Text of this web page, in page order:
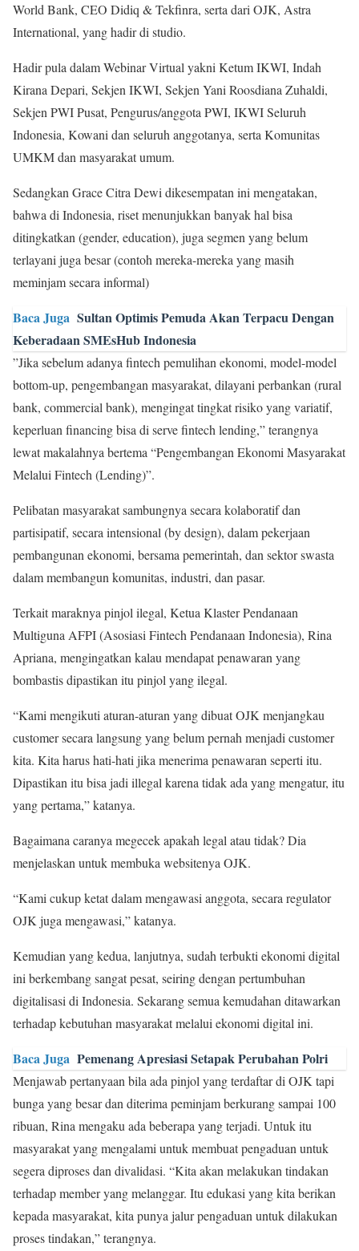
World Bank, CEO Didiq & Tekfinra, serta dari OJK, Astra
International, yang hadir di studio.
Hadir pula dalam Webinar Virtual yakni Ketum IKWI, Indah
Kirana Depari, Sekjen IKWI, Sekjen Yani Roosdiana Zuhaldi,
Sekjen PWI Pusat, Pengurus/anggota PWI, IKWI Seluruh
Indonesia, Kowani dan seluruh anggotanya, serta Komunitas
UMKM dan masyarakat umum.
Sedangkan Grace Citra Dewi dikesempatan ini mengatakan,
bahwa di Indonesia, riset menunjukkan banyak hal bisa
ditingkatkan (gender, education), juga segmen yang belum
terlayani juga besar (contoh mereka-mereka yang masih
meminjam secara informal)
Baca Juga Sultan Optimis Pemuda Akan Terpacu Dengan
Keberadaan SMEsHub Indonesia
”Jika sebelum adanya fintech pemulihan ekonomi, model-model
bottom-up, pengembangan masyarakat, dilayani perbankan (rural
bank, commercial bank), mengingat tingkat risiko yang variatif,
keperluan financing bisa di serve fintech lending,” terangnya
lewat makalahnya bertema “Pengembangan Ekonomi Masyarakat
Melalui Fintech (Lending)”.
Pelibatan masyarakat sambungnya secara kolaboratif dan
partisipatif, secara intensional (by design), dalam pekerjaan
pembangunan ekonomi, bersama pemerintah, dan sektor swasta
dalam membangun komunitas, industri, dan pasar.
Terkait maraknya pinjol ilegal, Ketua Klaster Pendanaan
Multiguna AFPI (Asosiasi Fintech Pendanaan Indonesia), Rina
Apriana, mengingatkan kalau mendapat penawaran yang
bombastis dipastikan itu pinjol yang ilegal.
“Kami mengikuti aturan-aturan yang dibuat OJK menjangkau
customer secara langsung yang belum pernah menjadi customer
kita. Kita harus hati-hati jika menerima penawaran seperti itu.
Dipastikan itu bisa jadi illegal karena tidak ada yang mengatur, itu
yang pertama,” katanya.
Bagaimana caranya megecek apakah legal atau tidak? Dia
menjelaskan untuk membuka websitenya OJK.
“Kami cukup ketat dalam mengawasi anggota, secara regulator
OJK juga mengawasi,” katanya.
Kemudian yang kedua, lanjutnya, sudah terbukti ekonomi digital
ini berkembang sangat pesat, seiring dengan pertumbuhan
digitalisasi di Indonesia. Sekarang semua kemudahan ditawarkan
terhadap kebutuhan masyarakat melalui ekonomi digital ini.
Baca Juga Pemenang Apresiasi Setapak Perubahan Polri
Menjawab pertanyaan bila ada pinjol yang terdaftar di OJK tapi
bunga yang besar dan diterima peminjam berkurang sampai 100
ribuan, Rina mengaku ada beberapa yang terjadi. Untuk itu
masyarakat yang mengalami untuk membuat pengaduan untuk
segera diproses dan divalidasi. “Kita akan melakukan tindakan
terhadap member yang melanggar. Itu edukasi yang kita berikan
kepada masyarakat, kita punya jalur pengaduan untuk dilakukan
proses tindakan,” terangnya.